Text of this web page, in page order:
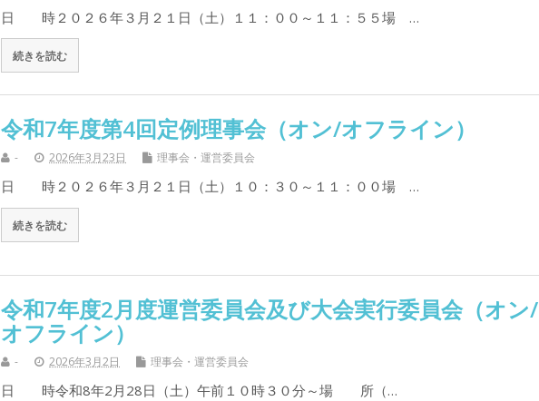
日 時２０２６年３月２１日（土）１１：００～１１：５５場 …
続きを読む
令和7年度第4回定例理事会（オン/オフライン）
- 2026年3月23日 理事会・運営委員会
日 時２０２６年３月２１日（土）１０：３０～１１：００場 …
続きを読む
令和7年度2月度運営委員会及び大会実行委員会（オン/
オフライン）
- 2026年3月2日 理事会・運営委員会
日 時令和8年2月28日（土）午前１０時３０分～場 所（…